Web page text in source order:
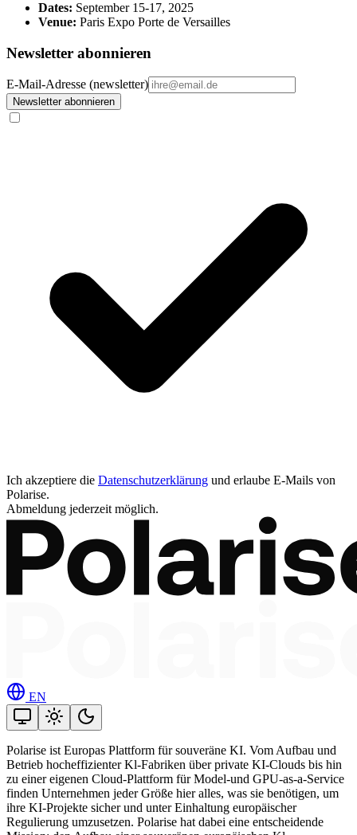
Dates: September 15-17, 2025
Venue: Paris Expo Porte de Versailles
Newsletter abonnieren
E-Mail-Adresse (newsletter)
Newsletter abonnieren
Ich akzeptiere die Datenschutzerklärung und erlaube E-Mails von
Polarise.
Abmeldung jederzeit möglich.
EN
Polarise ist Europas Plattform für souveräne KI. Vom Aufbau und
Betrieb hocheffizienter Kl-Fabriken über private KI-Clouds bis hin
zu einer eigenen Cloud-Plattform für Model-und GPU-as-a-Service
finden Unternehmen jeder Größe hier alles, was sie benötigen, um
ihre KI-Projekte sicher und unter Einhaltung europäischer
Regulierung umzusetzen. Polarise hat dabei eine entscheidende